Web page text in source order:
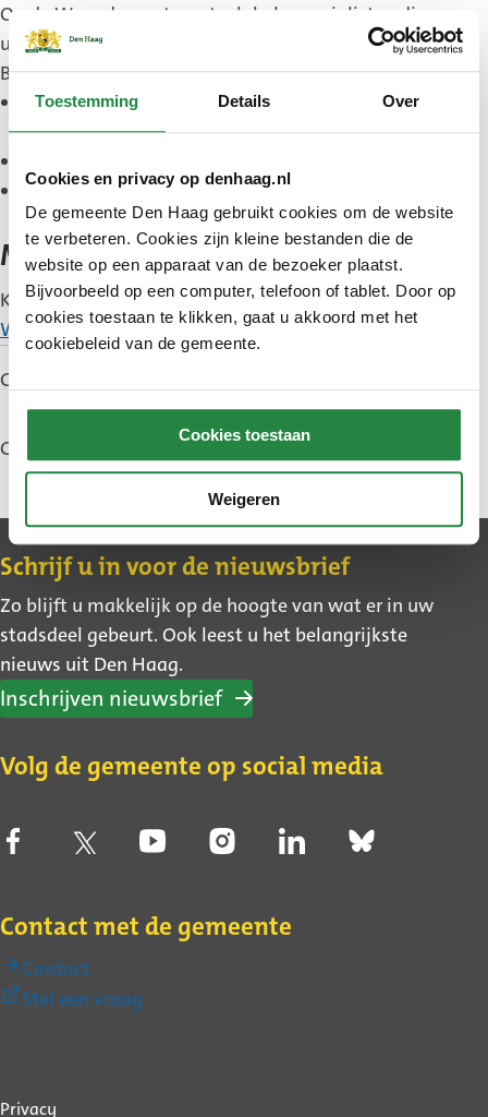
Toestemming Details Over
Cookies en privacy op denhaag.nl
De gemeente Den Haag gebruikt cookies om de website
te verbeteren. Cookies zijn kleine bestanden die de
website op een apparaat van de bezoeker plaatst.
Bijvoorbeeld op een computer, telefoon of tablet. Door op
cookies toestaan te klikken, gaat u akkoord met het
cookiebeleid van de gemeente.
Cookies toestaan
Weigeren
Op de Woondag ontmoet u lokale specialisten die
u direct verder kunnen helpen.
Bijvoorbeeld als u:
twijfelt over een groen dak, zonnepanelen of een
combinatie van beide,
of meer comfort in huis wilt door betere isolatie.
Meer weten?
Kijk voor meer informatie op dewebpagina
Woondag
Gepubliceerd: 22 mei 2026
Gewijzigd: 27 mei 2026
Contact
Schrijf u in voor de nieuwsbrief
Zo blijft u makkelijk op de hoogte van wat er in uw
stadsdeel gebeurt. Ook leest u het belangrijkste
nieuws uit Den Haag.
Inschrijven nieuwsbrief
Volg de gemeente op social media
Contact met de gemeente
Contact
Stel een vraag
Over
Privacy